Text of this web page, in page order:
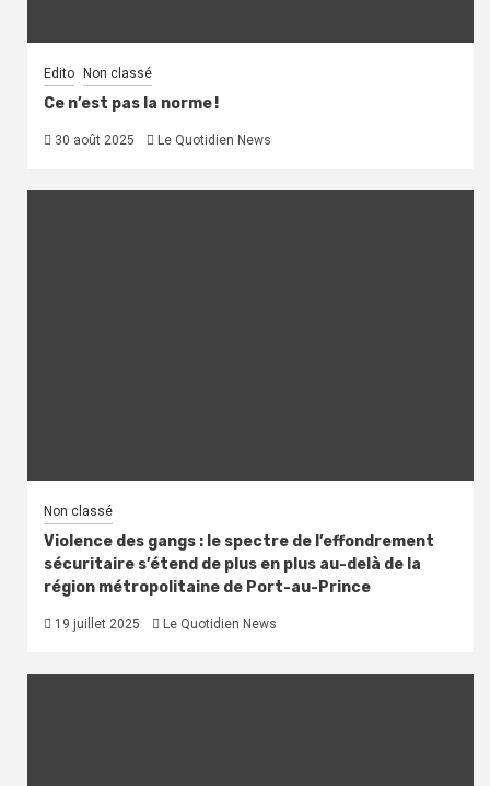
Edito Non classé
Ce n’est pas la norme !
30 août 2025 Le Quotidien News
Non classé
Violence des gangs : le spectre de l’effondrement
sécuritaire s’étend de plus en plus au-delà de la
région métropolitaine de Port-au-Prince
19 juillet 2025 Le Quotidien News